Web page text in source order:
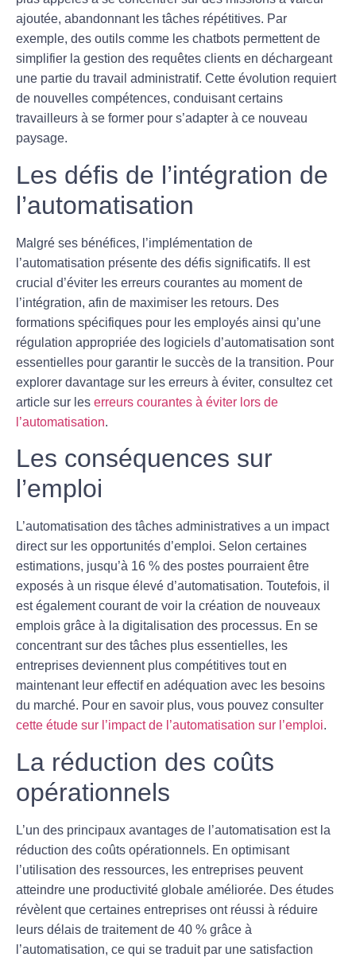
ajoutée, abandonnant les tâches répétitives. Par
exemple, des outils comme les chatbots permettent de
simplifier la gestion des requêtes clients en déchargeant
une partie du travail administratif. Cette évolution requiert
de nouvelles compétences, conduisant certains
travailleurs à se former pour s’adapter à ce nouveau
paysage.
Les défis de l’intégration de
l’automatisation
Malgré ses bénéfices, l’implémentation de
l’automatisation présente des défis significatifs. Il est
crucial d’éviter les erreurs courantes au moment de
l’intégration, afin de maximiser les retours. Des
formations spécifiques pour les employés ainsi qu’une
régulation appropriée des logiciels d’automatisation sont
essentielles pour garantir le succès de la transition. Pour
explorer davantage sur les erreurs à éviter, consultez cet
article sur les erreurs courantes à éviter lors de
l’automatisation.
Les conséquences sur
l’emploi
L’automatisation des tâches administratives a un impact
direct sur les opportunités d’emploi. Selon certaines
estimations, jusqu’à 16 % des postes pourraient être
exposés à un risque élevé d’automatisation. Toutefois, il
est également courant de voir la création de nouveaux
emplois grâce à la digitalisation des processus. En se
concentrant sur des tâches plus essentielles, les
entreprises deviennent plus compétitives tout en
maintenant leur effectif en adéquation avec les besoins
du marché. Pour en savoir plus, vous pouvez consulter
cette étude sur l’impact de l’automatisation sur l’emploi.
La réduction des coûts
opérationnels
L’un des principaux avantages de l’automatisation est la
réduction des coûts opérationnels. En optimisant
l’utilisation des ressources, les entreprises peuvent
atteindre une productivité globale améliorée. Des études
révèlent que certaines entreprises ont réussi à réduire
leurs délais de traitement de 40 % grâce à
l’automatisation, ce qui se traduit par une satisfaction